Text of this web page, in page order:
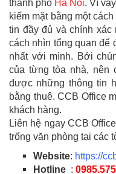
thành phố Hà Nội. Vì
kiếm mặt bằng một
tin đầy đủ và chính xác
cách nhìn tổng quan để
nhất với mình. Bởi
của từng tòa nhà, nên
được những thông tin
bằng thuê. CCB Office
khách hàng.
Liên hệ ngay CCB
trống văn phòng tại các
Website: https://
Hotline :